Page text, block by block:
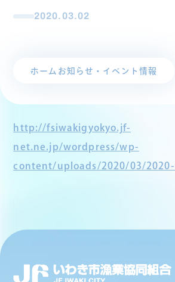
2020.03.02
ホーム お知らせ・イベント情報
http://fsiwakigyokyo.jf-
net.ne.jp/wordpress/wp-
content/uploads/2020/03/